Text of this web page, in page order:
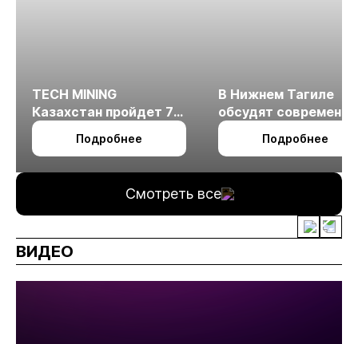
TECH MINING
Казахстан пройдет 7
октября в Алматы
Подробнее
В Нижнем Тагиле
обсудят
технологии
измельчения
Подробнее
Смотреть все
ВИДЕО